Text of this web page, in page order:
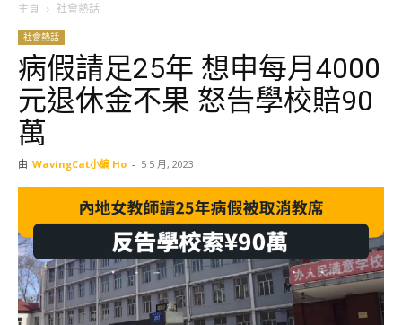
主頁 社會熱話
社會熱話
病假請足25年 想申每月4000
元退休金不果 怒告學校賠90
萬
由 WavingCat小編 Ho - 5 5 月, 2023